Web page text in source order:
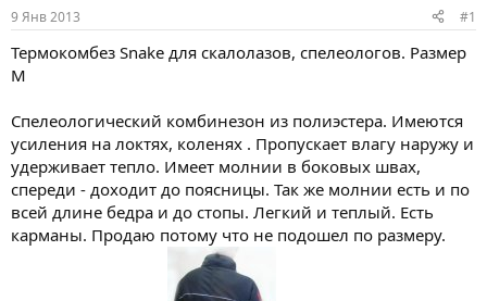
е
м
ч
л
а
9 Янв 2013 #1
Термокомбез Snake для скалолазов, спелеологов. Размер
М
Спелеологический комбинезон из полиэстера. Имеются
усиления на локтях, коленях . Пропускает влагу наружу и
удерживает тепло. Имеет молнии в боковых швах,
спереди - доходит до поясницы. Так же молнии есть и по
всей длине бедра и до стопы. Легкий и теплый. Есть
карманы. Продаю потому что не подошел по размеру.